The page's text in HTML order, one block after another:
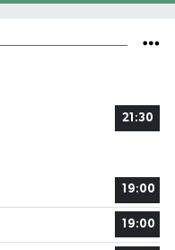
21:30
19:00
19:00